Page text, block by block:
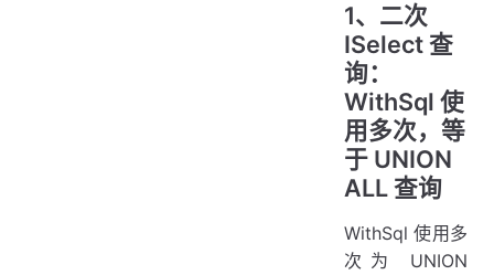
1、二次
ISelect 查
询：
WithSql 使
用多次，等
于 UNION
ALL 查询
WithSql 使用多
次为 UNION